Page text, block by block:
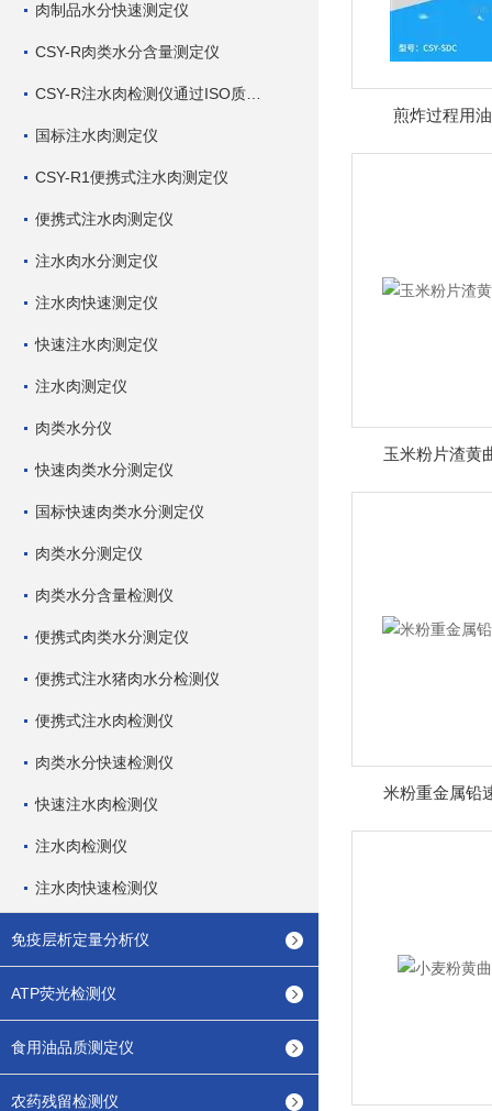
肉制品水分快速测定仪
CSY-R肉类水分含量测定仪
国标注水肉测定仪
CSY-R1便携式注水肉测定仪
便携式注水肉测定仪
注水肉水分测定仪
注水肉快速测定仪
快速注水肉测定仪
注水肉测定仪
肉类水分仪
快速肉类水分测定仪
国标快速肉类水分测定仪
肉类水分测定仪
肉类水分含量检测仪
便携式肉类水分测定仪
便携式注水猪肉水分检测仪
便携式注水肉检测仪
肉类水分快速检测仪
快速注水肉检测仪
注水肉检测仪
注水肉快速检测仪
免疫层析定量分析仪
ATP荧光检测仪
食用油品质测定仪
农药残留检测仪
煎炸过程用
玉米粉片渣黄
米粉重金属铅